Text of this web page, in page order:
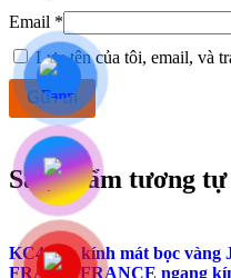
Email *
Lưu tên của tôi, email, và
Sản phẩm tương tự
KC4317: kính mát bọc
FRAME FRANCE ngang